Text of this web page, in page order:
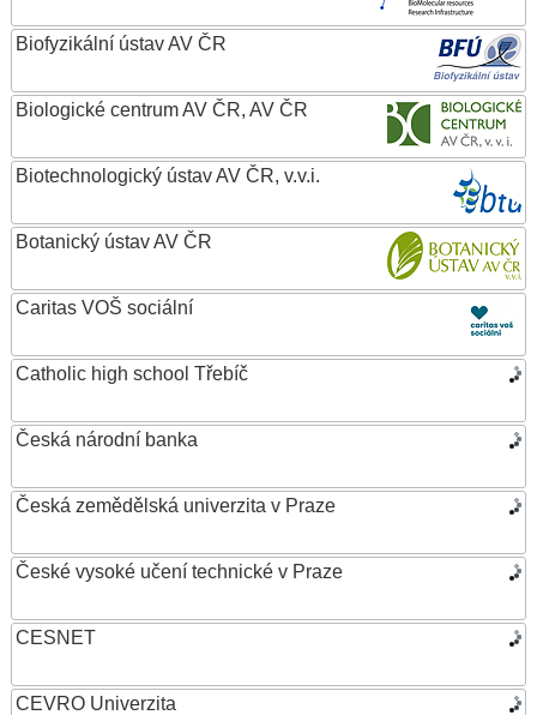
Biofyzikální ústav AV ČR
Biologické centrum AV ČR, AV ČR
Biotechnologický ústav AV ČR, v.v.i.
Botanický ústav AV ČR
Caritas VOŠ sociální
Catholic high school Třebíč
Česká národní banka
Česká zemědělská univerzita v Praze
České vysoké učení technické v Praze
CESNET
CEVRO Univerzita